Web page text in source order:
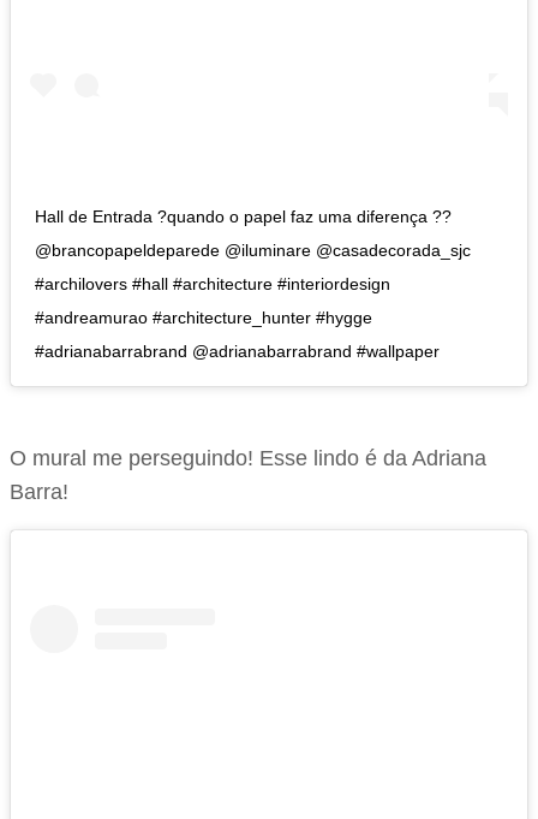
Hall de Entrada ?quando o papel faz uma diferença ??
@brancopapeldeparede @iluminare @casadecorada_sjc
#archilovers #hall #architecture #interiordesign
#andreamurao #architecture_hunter #hygge
#adrianabarrabrand @adrianabarrabrand #wallpaper
O mural me perseguindo! Esse lindo é da Adriana
Barra!